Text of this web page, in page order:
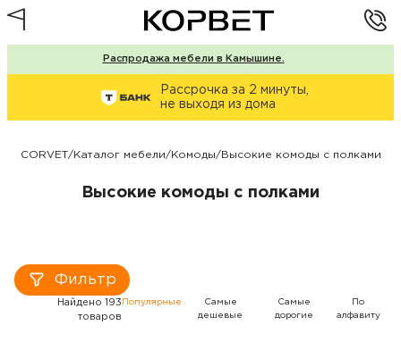
Распродажа мебели в Камышине.
Рассрочка за 2 минуты,
не выходя из дома
CORVET/Каталог мебели/Комоды/Высокие комоды с полками
Высокие комоды с полками
Фильтр
Найдено 193
товаров
Популярные
Самые
дешевые
Самые
дорогие
По
алфавиту